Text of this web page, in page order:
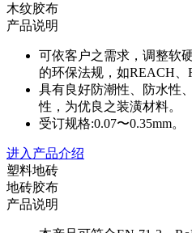
木纹胶布
产品说明
可依客户之需求，调整软
的环保法规，如REACH、
具有良好防潮性、防水性
性，为优良之装潢材料。
受订规格:0.07〜0.35mm。
进入产品介绍
塑料地砖
地砖胶布
产品说明